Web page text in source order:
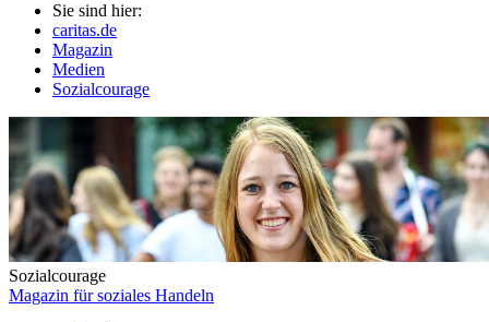
Sie sind hier:
caritas.de
Magazin
Medien
Sozialcourage
Sozialcourage
Magazin für soziales Handeln